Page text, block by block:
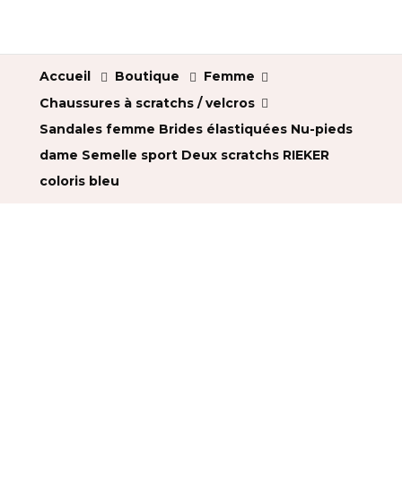
Accueil Boutique
Femme
Chaussures à scratchs / velcros
Sandales femme Brides élastiquées Nu-pieds
dame Semelle sport Deux scratchs RIEKER
coloris bleu